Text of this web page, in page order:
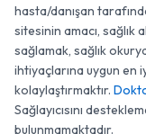
hasta/danışan
sitesinin amacı, sağlık
sağlamak, sağlık
ihtiyaçlarına uygun en
kolaylaştırmaktır.
Sağlayıcısını
bulunmamaktadır.